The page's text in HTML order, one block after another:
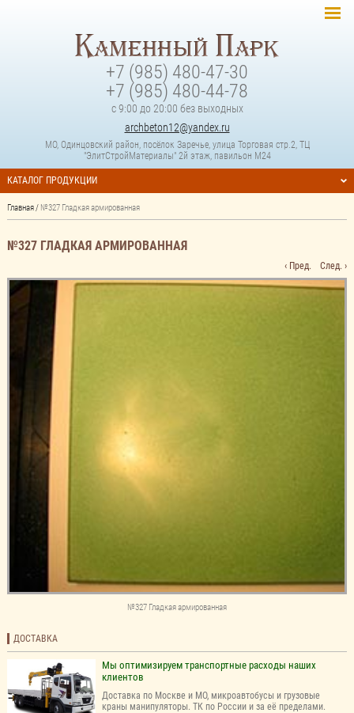
+7 (985) 480-47-30
+7 (985) 480-44-78
с 9:00 до 20:00 без выходных
archbeton12@yandex.ru
МО, Одинцовский район, посёлок Заречье, улица Торговая стр.2, ТЦ
"ЭлитСтройМатериалы" 2й этаж, павильон М24
КАТАЛОГ ПРОДУКЦИИ
ДОСТАВКА
Мы оптимизируем транспортные расходы наших
клиентов
Доставка по Москве и МО, микроавтобусы и грузовые
краны манипуляторы. ТК по России и за её пределами.
Главная / №327 Гладкая армированная
№327 ГЛАДКАЯ АРМИРОВАННАЯ
‹ Пред. След. ›
№327 Гладкая армированная